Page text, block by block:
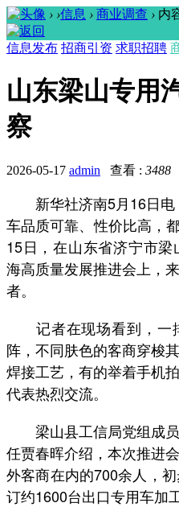
› ›信息 › 商业调查 › 内
信息发布 招商引资 求职招聘
山东梁山专用
察
2026-05-17 admin 查看 : 3488
新华社济南5月16日电
车品质可靠、性价比高，
15日，在山东省济宁市
海高质量发展推进会上，
者。
记者在现场看到，一
阵，不同肤色的客商穿梭
焊接工艺，有的举着手机
代表热烈交流。
梁山县工信局党组成员
任贾春晖介绍，本次推进
外客商在内的700余人，
订约1600台出口专用车加